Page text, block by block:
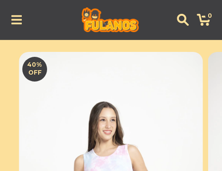
0
40%
OFF